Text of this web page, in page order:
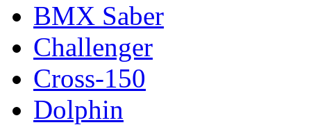
BMX Saber
Challenger
Cross-150
Dolphin